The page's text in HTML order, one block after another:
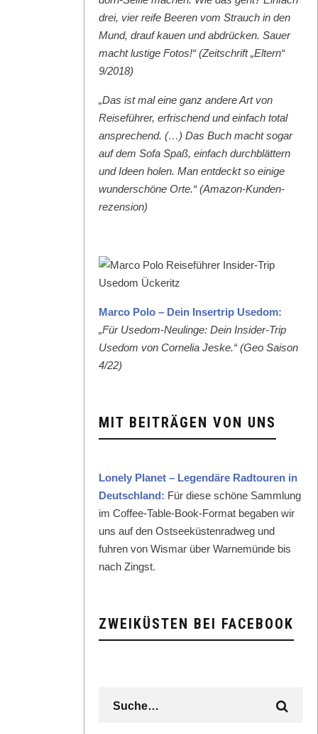
drei, vier reife Beeren vom Strauch in den
Mund, drauf kauen und abdrück­en. Sauer
macht lustige Fotos!“ (Zeitschrift „Eltern“
9/2018)
„Das ist mal eine ganz andere Art von
Reise­führer, erfrischend und ein­fach total
ansprechend. (…) Das Buch macht sog­ar
auf dem Sofa Spaß, ein­fach durch­blät­tern
und Ideen holen. Man ent­deckt so einige
wun­der­schöne Orte.“ (Ama­zon-Kun­den­
rezen­sion)
Mar­co Polo – Dein Inser­trip Use­dom:
„Für Use­dom-Neulinge: Dein Insid­er-Trip
Use­dom von Cor­nelia Jeske.“ (Geo Sai­son
4/22)
MIT BEITRÄGEN VON UNS
Lone­ly Plan­et – Leg­endäre Rad­touren in
Deutsch­land: Für diese schöne Samm­lung
im Cof­fee-Table-Book-For­mat begaben wir
uns auf den Ost­seeküsten­rad­weg und
fuhren von Wis­mar über Warnemünde bis
nach Zingst.
ZWEIKÜSTEN BEI FACEBOOK